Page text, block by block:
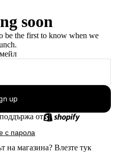
soon
be the first to know when we
up
от
с парола
на магазина? Влезте тук